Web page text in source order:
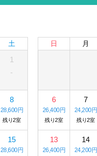
土
1
-
8
28,600円
残り2室
15
28,600円
日 月
6
26,400円
残り2室
7
24,200円
残り2室
13
26,400円
14
24,200円